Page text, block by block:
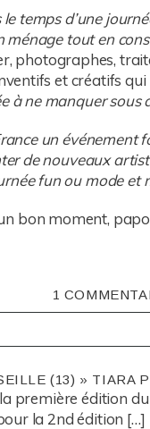
temps d’une
ménage tout en
photographes,
et créatifs
à ne manquer sous
un événement
de nouveaux
fun ou mode et
bon moment,
1
(13) » TIARA
édition du
la 2nd édition […]